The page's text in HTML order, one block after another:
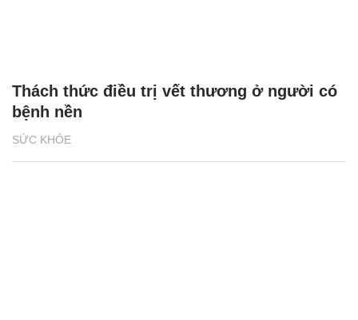
SỨC KHỎE
Thách thức điều trị vết thương ở người có
bệnh nền